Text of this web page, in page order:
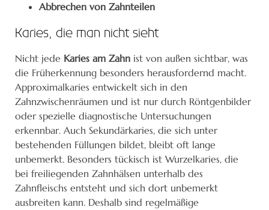
Abbrechen von Zahnteilen
Karies, die man nicht sieht
Nicht jede Karies am Zahn ist von außen sichtbar, was
die Früherkennung besonders herausfordernd macht.
Approximalkaries entwickelt sich in den
Zahnzwischenräumen und ist nur durch Röntgenbilder
oder spezielle diagnostische Untersuchungen
erkennbar. Auch Sekundärkaries, die sich unter
bestehenden Füllungen bildet, bleibt oft lange
unbemerkt. Besonders tückisch ist Wurzelkaries, die
bei freiliegenden Zahnhälsen unterhalb des
Zahnfleischs entsteht und sich dort unbemerkt
ausbreiten kann. Deshalb sind regelmäßige